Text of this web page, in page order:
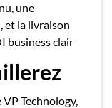
une
et la livraison
business clair
Technology,